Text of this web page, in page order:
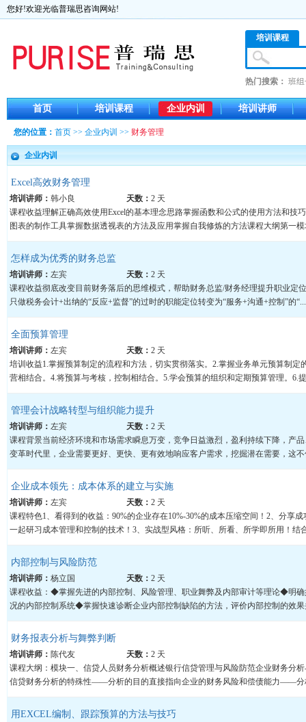
您好!欢迎光临普瑞思咨询网站!
培训课程
热门搜索： 班
首页 培训课程 企业内训 培训讲师
您的位置： 首页 >> 企业内训 >> 财务管理
企业内训
Excel高效财务管理
培训讲师： 韩小良 天数：2 天
课程收益理解正确高效使用Excel的基本理念思路掌握函数和公式的使用方法和技
图表的制作工具掌握数据透视表的方法及应用掌握自我修炼的方法课程大纲第一
怎样成为优秀的财务总监
培训讲师： 左宾 天数：2 天
课程收益彻底改变目前财务落后的思维模式，帮助财务总监/财务经理提升职业定
只做税务会计+出纳的“反应+监督”的过时的职能定位转变为“服务+沟通+控制”的“...
全面预算管理
培训讲师： 左宾 天数：2 天
培训收益1.掌握预算制定的流程和方法，切实贯彻落实。2.掌握业务单元预算制定
营相结合。4.将预算与考核，控制相结合。5.学会预算的组织和定期预算管理。6.
管理会计战略转型与组织能力提升
培训讲师： 左宾 天数：2 天
课程背景当前经济环境和市场需求瞬息万变，竞争日益激烈，盈利持续下降，产
变革时代里，企业需要更好、更快、更有效地响应客户需求，挖掘潜在需要，这
企业成本领先：成本体系的建立与实施
培训讲师： 左宾 天数：2 天
课程特色1、看得到的收益：90%的企业存在10%-30%的成本压缩空间！2、分享
一起研习成本管理和控制的技术！3、实战型风格：所听、所看、所学即所用！结
内部控制与风险防范
培训讲师： 杨立国 天数：2 天
课程收益：◆掌握先进的内部控制、风险管理、职业舞弊及内部审计等理论◆明
况的内部控制系统◆掌握快速诊断企业内部控制缺陷的方法，评价内部控制的效
财务报表分析与舞弊判断
培训讲师： 陈代友 天数：2 天
课程大纲：模块一、信贷人员财务分析概述银行信贷管理与风险防范企业财务分
信贷财务分析的特殊性——分析的目的直接指向企业的财务风险和偿债能力——分
用EXCEL编制、跟踪预算的方法与技巧